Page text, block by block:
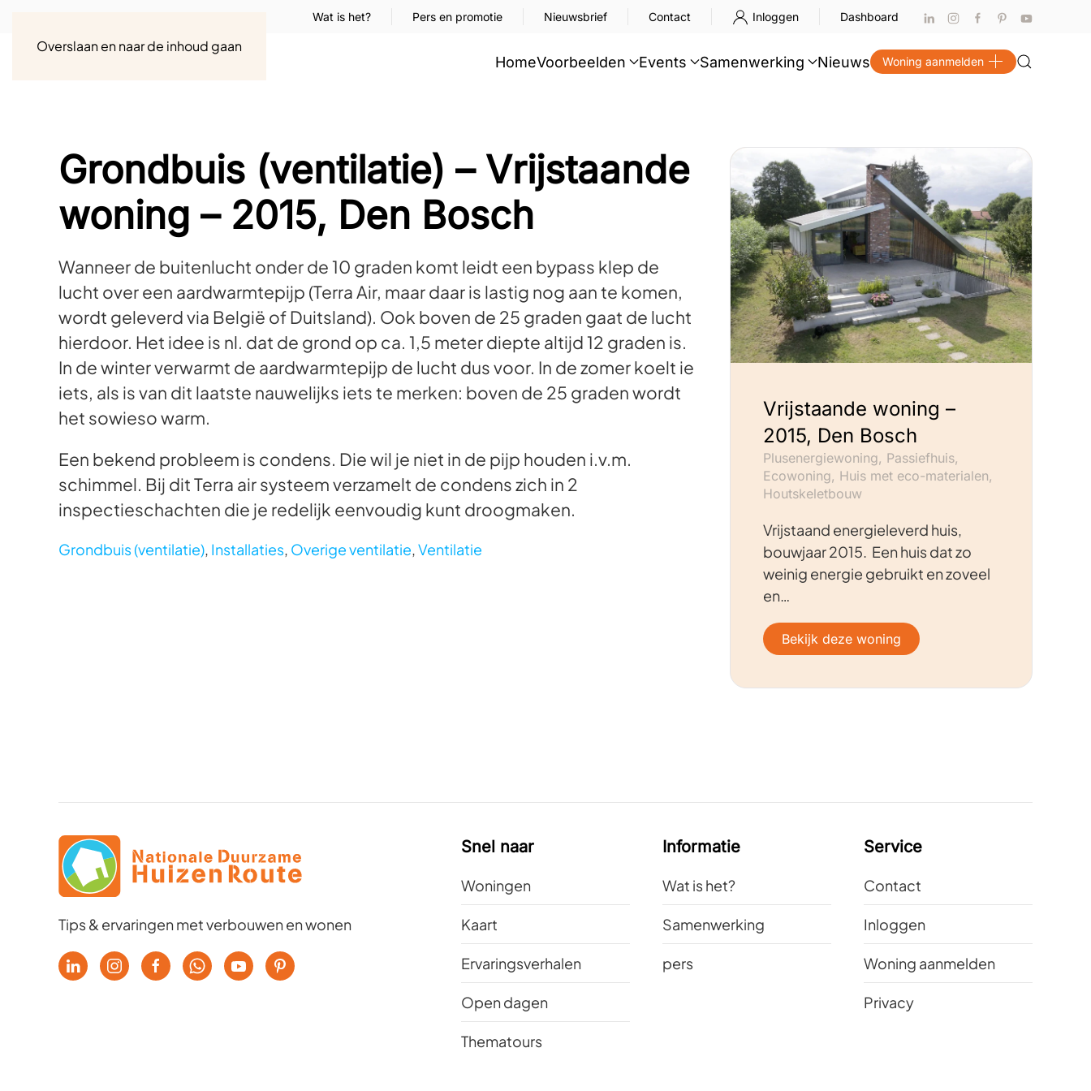
Overslaan en naar de inhoud gaan
Wat is het? Pers en promotie Nieuwsbrief Contact Inloggen Dashboard
HomeVoorbeelden Events Samenwerking Nieuws Woning aanmelden
Grondbuis (ventilatie) – Vrijstaande
woning – 2015, Den Bosch
Wanneer de buitenlucht onder de 10 graden komt leidt een bypass klep de
lucht over een aardwarmtepijp (Terra Air, maar daar is lastig nog aan te komen,
wordt geleverd via België of Duitsland). Ook boven de 25 graden gaat de lucht
hierdoor. Het idee is nl. dat de grond op ca. 1,5 meter diepte altijd 12 graden is.
In de winter verwarmt de aardwarmtepijp de lucht dus voor. In de zomer koelt ie
iets, als is van dit laatste nauwelijks iets te merken: boven de 25 graden wordt
het sowieso warm.
Een bekend probleem is condens. Die wil je niet in de pijp houden i.v.m.
schimmel. Bij dit Terra air systeem verzamelt de condens zich in 2
inspectieschachten die je redelijk eenvoudig kunt droogmaken.
Grondbuis (ventilatie), Installaties, Overige ventilatie,Ventilatie
Vrijstaande woning –
2015, Den Bosch
Plusenergiewoning, Passiefhuis,
Ecowoning, Huis met eco-materialen,
Houtskeletbouw
Vrijstaand energieleverd huis,
bouwjaar 2015. Een huis dat zo
weinig energie gebruikt en zoveel
en…
Bekijk deze woning
Tips & ervaringen met verbouwen en wonen
Snel naar
Woningen
Kaart
Ervaringsverhalen
Open dagen
Thematours
Informatie
Wat is het?
Samenwerking
pers
Service
Contact
Inloggen
Woning aanmelden
Privacy